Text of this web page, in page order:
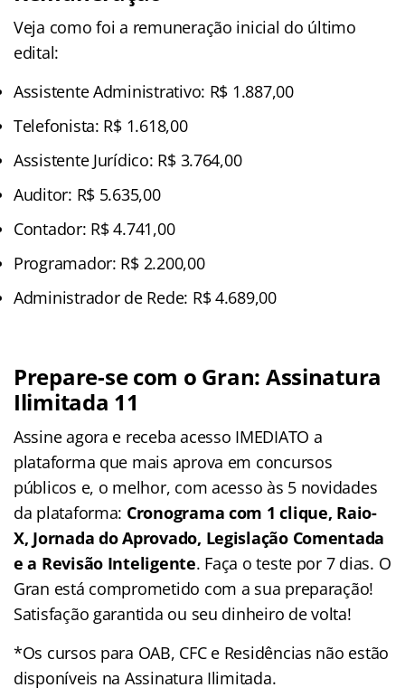
Veja como foi a remuneração inicial do último
edital:
Assistente Administrativo: R$ 1.887,00
Telefonista: R$ 1.618,00
Assistente Jurídico: R$ 3.764,00
Auditor: R$ 5.635,00
Contador: R$ 4.741,00
Programador: R$ 2.200,00
Administrador de Rede: R$ 4.689,00
Prepare-se com o Gran: Assinatura
Ilimitada 11
Assine agora e receba acesso IMEDIATO a
plataforma que mais aprova em concursos
públicos e, o melhor, com acesso às 5 novidades
da plataforma: Cronograma com 1 clique, Raio-
X, Jornada do Aprovado, Legislação Comentada
e a Revisão Inteligente. Faça o teste por 7 dias. O
Gran está comprometido com a sua preparação!
Satisfação garantida ou seu dinheiro de volta!
*Os cursos para OAB, CFC e Residências não estão
disponíveis na Assinatura Ilimitada.